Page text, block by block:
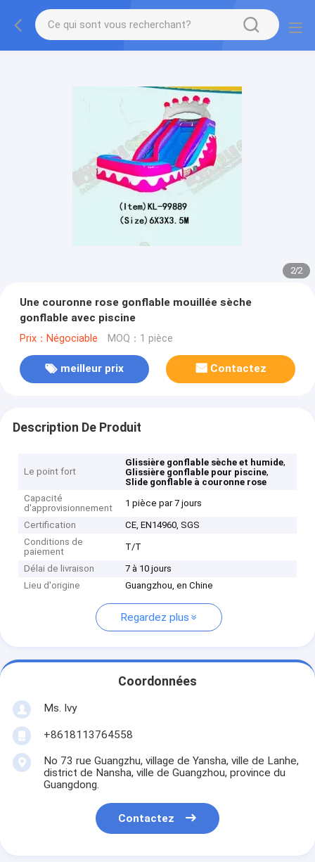
2/2
Une couronne rose gonflable mouillée sèche
gonflable avec piscine
Prix：Négociable MOQ：1 pièce
meilleur prix Contactez
Description De Produit
Le point fort
Glissière gonflable sèche et humide,
Glissière gonflable pour piscine,
Slide gonflable à couronne rose
Capacité
d'approvisionnement
1 pièce par 7 jours
Certification
CE, EN14960, SGS
Conditions de
paiement
T/T
Délai de livraison
7 à 10 jours
Lieu d'origine
Guangzhou, en Chine
Regardez plus
Coordonnées
Ms. Ivy
+8618113764558
No 73 rue Guangzhu, village de Yansha, ville de Lanhe,
district de Nansha, ville de Guangzhou, province du
Guangdong.
Contactez